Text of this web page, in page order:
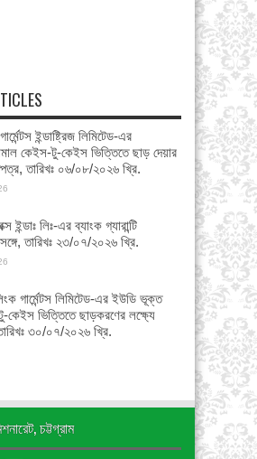
ইন্ডাষ্ট্রিজ লিমিটেড-এর
কেইস-টু-কেইস ভিত্তিতে ছাড় দেয়ার
তারিখঃ ০৬/০৮/২০২৬ খ্রি.
ইন্ডাঃ লিঃ-এর ব্যাংক গ্যারান্টি
তারিখঃ ২৩/০৭/২০২৬ খ্রি.
গার্মেন্টস লিমিটেড-এর ইউডি ভূক্ত
কেইস ভিত্তিতে ছাড়করণের লক্ষ্যে
৩০/০৭/২০২৬ খ্রি.
চট্টগ্রাম